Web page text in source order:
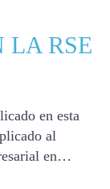
LA RSE
en esta
al
en…